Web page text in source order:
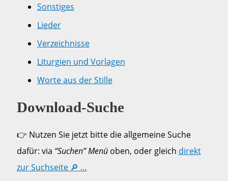
Sonstiges
Lieder
Verzeichnisse
Liturgien und Vorlagen
Worte aus der Stille
Download-Suche
👉 Nutzen Sie jetzt bitte die allgemeine Suche
dafür: via “Suchen” Menüoben, oder gleich direkt
zur Suchseite 🔎 …